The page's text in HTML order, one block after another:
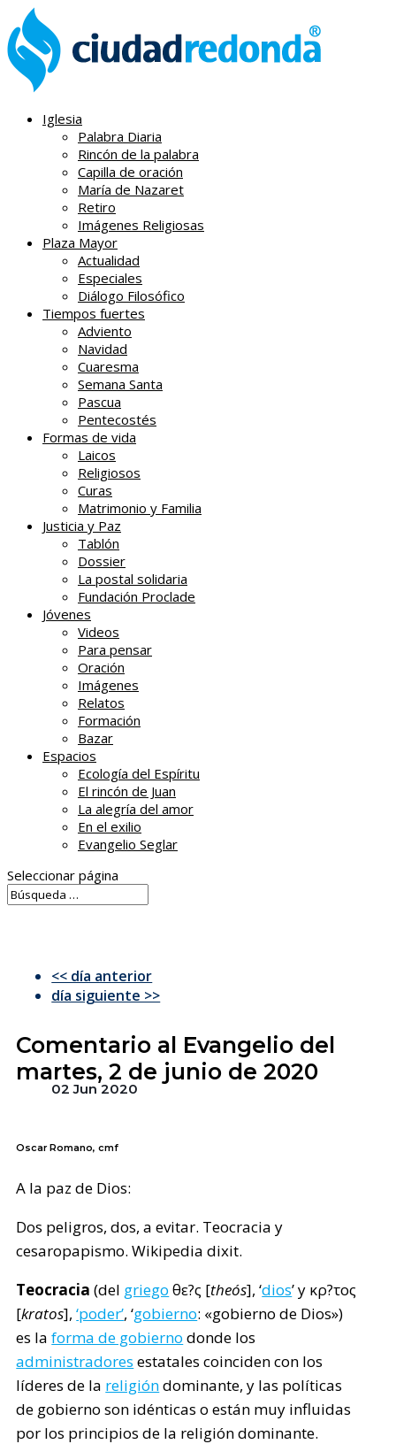
Iglesia
Palabra Diaria
Rincón de la palabra
Capilla de oración
María de Nazaret
Retiro
Imágenes Religiosas
Plaza Mayor
Actualidad
Especiales
Diálogo Filosófico
Tiempos fuertes
Adviento
Navidad
Cuaresma
Semana Santa
Pascua
Pentecostés
Formas de vida
Laicos
Religiosos
Curas
Matrimonio y Familia
Justicia y Paz
Tablón
Dossier
La postal solidaria
Fundación Proclade
Jóvenes
Videos
Para pensar
Oración
Imágenes
Relatos
Formación
Bazar
Espacios
Ecología del Espíritu
El rincón de Juan
La alegría del amor
En el exilio
Evangelio Seglar
Seleccionar página
<< día anterior
día siguiente >>
Comentario al Evangelio del
martes, 2 de junio de 2020
02 Jun 2020
Oscar Romano, cmf
A la paz de Dios:
Dos peligros, dos, a evitar. Teocracia y
cesaropapismo. Wikipedia dixit.
Teocracia (del griego θε?ς [theós], ‘dios’ y κρ?τος
[kratos],‘poder’, ‘gobierno: «gobierno de Dios»)
es laforma de gobierno donde los
administradores estatales coinciden con los
líderes de la religióndominante, y las políticas
de gobierno son idénticas o están muy influidas
por los principios de la religión dominante.